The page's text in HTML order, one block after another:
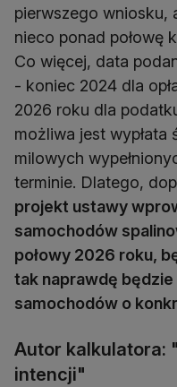
pierwszego wniosku,
nieco ponad połowę
Co więcej, data
- koniec 2024 dla
2026 roku dla
możliwa jest
milowych
terminie. Dlatego,
projekt ustawy
samochodów
połowy 2026 roku,
tak naprawdę będzie
samochodów o
Autor kalkulatora:
intencji"